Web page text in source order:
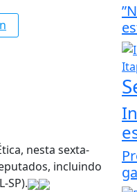
nesta sexta-
incluindo
SP).